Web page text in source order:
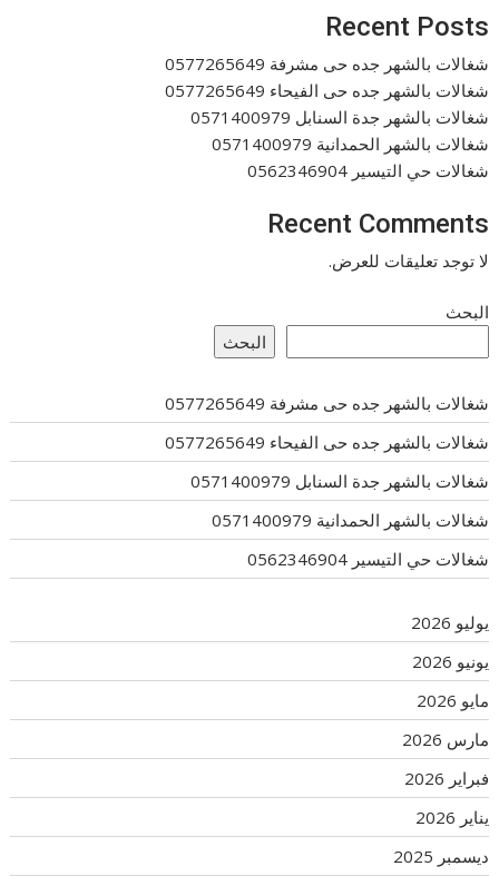
Recent Posts
شغالات بالشهر جده حى مشرفة 0577265649
شغالات بالشهر جده حى الفيحاء 0577265649
شغالات بالشهر جدة السنابل 0571400979
شغالات بالشهر الحمدانية 0571400979
شغالات حي التيسير 0562346904
Recent Comments
لا توجد تعليقات للعرض.
البحث
البحث
شغالات بالشهر جده حى مشرفة 0577265649
شغالات بالشهر جده حى الفيحاء 0577265649
شغالات بالشهر جدة السنابل 0571400979
شغالات بالشهر الحمدانية 0571400979
شغالات حي التيسير 0562346904
يوليو 2026
يونيو 2026
مايو 2026
مارس 2026
فبراير 2026
يناير 2026
ديسمبر 2025